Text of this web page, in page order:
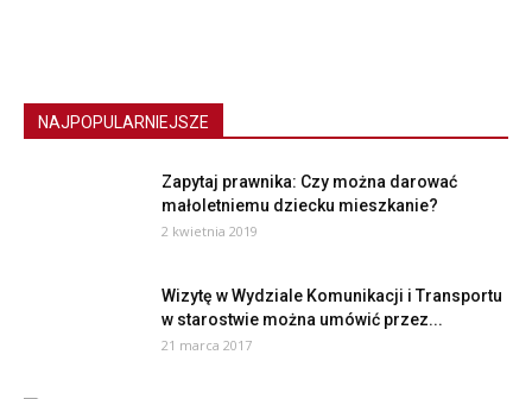
NAJPOPULARNIEJSZE
Zapytaj prawnika: Czy można darować
małoletniemu dziecku mieszkanie?
2 kwietnia 2019
Wizytę w Wydziale Komunikacji i Transportu
w starostwie można umówić przez...
21 marca 2017